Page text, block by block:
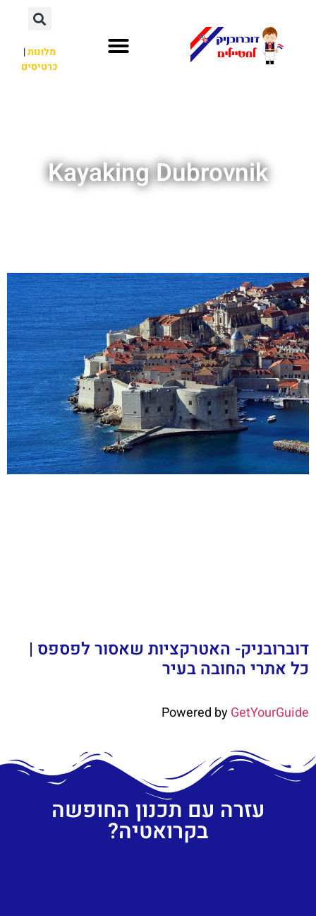
מלונות|
כרטיסים
Kayaking Dubrovnik
דוברובניק- האטרקציות שאסור לפספס |
כל אתרי החובה בעיר
Powered byGetYourGuide
עזרה עם תכנון החופשה
בקרואטיה?